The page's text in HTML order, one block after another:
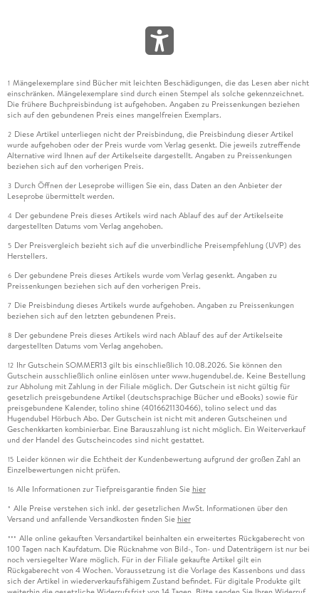
1 Mängelexemplare sind Bücher mit leichten Beschädigungen, die das Lesen aber nicht
einschränken. Mängelexemplare sind durch einen Stempel als solche gekennzeichnet.
Die frühere Buchpreisbindung ist aufgehoben. Angaben zu Preissenkungen beziehen
sich auf den gebundenen Preis eines mangelfreien Exemplars.
2 Diese Artikel unterliegen nicht der Preisbindung, die Preisbindung dieser Artikel
wurde aufgehoben oder der Preis wurde vom Verlag gesenkt. Die jeweils zutreffende
Alternative wird Ihnen auf der Artikelseite dargestellt. Angaben zu Preissenkungen
beziehen sich auf den vorherigen Preis.
3 Durch Öffnen der Leseprobe willigen Sie ein, dass Daten an den Anbieter der
Leseprobe übermittelt werden.
4 Der gebundene Preis dieses Artikels wird nach Ablauf des auf der Artikelseite
dargestellten Datums vom Verlag angehoben.
5 Der Preisvergleich bezieht sich auf die unverbindliche Preisempfehlung (UVP) des
Herstellers.
6 Der gebundene Preis dieses Artikels wurde vom Verlag gesenkt. Angaben zu
Preissenkungen beziehen sich auf den vorherigen Preis.
7 Die Preisbindung dieses Artikels wurde aufgehoben. Angaben zu Preissenkungen
beziehen sich auf den letzten gebundenen Preis.
8 Der gebundene Preis dieses Artikels wird nach Ablauf des auf der Artikelseite
dargestellten Datums vom Verlag angehoben.
12 Ihr Gutschein SOMMER13 gilt bis einschließlich 10.08.2026. Sie können den
Gutschein ausschließlich online einlösen unter www.hugendubel.de. Keine Bestellung
zur Abholung mit Zahlung in der Filiale möglich. Der Gutschein ist nicht gültig für
gesetzlich preisgebundene Artikel (deutschsprachige Bücher und eBooks) sowie für
preisgebundene Kalender, tolino shine (4016621130466), tolino select und das
Hugendubel Hörbuch Abo. Der Gutschein ist nicht mit anderen Gutscheinen und
Geschenkkarten kombinierbar. Eine Barauszahlung ist nicht möglich. Ein Weiterverkauf
und der Handel des Gutscheincodes sind nicht gestattet.
15 Leider können wir die Echtheit der Kundenbewertung aufgrund der großen Zahl an
Einzelbewertungen nicht prüfen.
16 Alle Informationen zur Tiefpreisgarantie finden Sie hier
* Alle Preise verstehen sich inkl. der gesetzlichen MwSt. Informationen über den
Versand und anfallende Versandkosten finden Sie hier
*** Alle online gekauften Versandartikel beinhalten ein erweitertes Rückgaberecht von
100 Tagen nach Kaufdatum. Die Rücknahme von Bild-, Ton- und Datenträgern ist nur bei
noch versiegelter Ware möglich. Für in der Filiale gekaufte Artikel gilt ein
Rückgaberecht von 4 Wochen. Voraussetzung ist die Vorlage des Kassenbons und dass
sich der Artikel in wiederverkaufsfähigem Zustand befindet. Für digitale Produkte gilt